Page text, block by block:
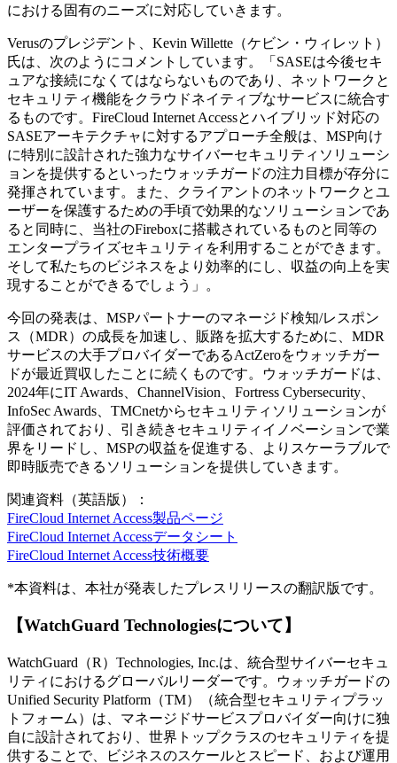
における固有のニーズに対応していきます。
Verusのプレジデント、Kevin Willette（ケビン・ウィレット）
氏は、次のようにコメントしています。「SASEは今後セキ
ュアな接続になくてはならないものであり、ネットワークと
セキュリティ機能をクラウドネイティブなサービスに統合す
るものです。FireCloud Internet Accessとハイブリッド対応の
SASEアーキテクチャに対するアプローチ全般は、MSP向け
に特別に設計された強力なサイバーセキュリティソリューシ
ョンを提供するといったウォッチガードの注力目標が存分に
発揮されています。また、クライアントのネットワークとユ
ーザーを保護するための手頃で効果的なソリューションであ
ると同時に、当社のFireboxに搭載されているものと同等の
エンタープライズセキュリティを利用することができます。
そして私たちのビジネスをより効率的にし、収益の向上を実
現することができるでしょう」。
今回の発表は、MSPパートナーのマネージド検知/レスポン
ス（MDR）の成長を加速し、販路を拡大するために、MDR
サービスの大手プロバイダーであるActZeroをウォッチガー
ドが最近買収したことに続くものです。ウォッチガードは、
2024年にIT Awards、ChannelVision、Fortress Cybersecurity、
InfoSec Awards、TMCnetからセキュリティソリューションが
評価されており、引き続きセキュリティイノベーションで業
界をリードし、MSPの収益を促進する、よりスケーラブルで
即時販売できるソリューションを提供していきます。
関連資料（英語版）：
FireCloud Internet Access製品ページ
FireCloud Internet Accessデータシート
FireCloud Internet Access技術概要
*本資料は、本社が発表したプレスリリースの翻訳版です。
【WatchGuard Technologiesについて】
WatchGuard（R）Technologies, Inc.は、統合型サイバーセキュ
リティにおけるグローバルリーダーです。ウォッチガードの
Unified Security Platform（TM）（統合型セキュリティプラッ
トフォーム）は、マネージドサービスプロバイダー向けに独
自に設計されており、世界トップクラスのセキュリティを提
供することで、ビジネスのスケールとスピード、および運用